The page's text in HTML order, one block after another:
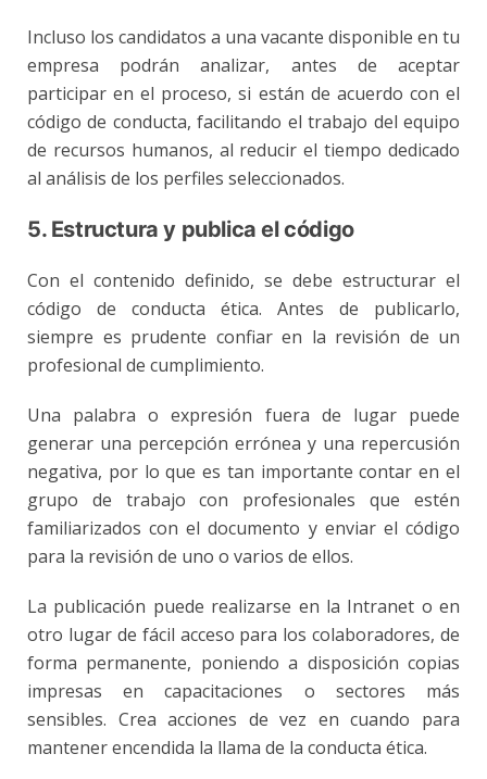
Incluso los candidatos a una vacante disponible en tu
empresa podrán analizar, antes de aceptar
participar en el proceso, si están de acuerdo con el
código de conducta, facilitando el trabajo del equipo
de recursos humanos, al reducir el tiempo dedicado
al análisis de los perfiles seleccionados.
5. Estructura y publica el código
Con el contenido definido, se debe estructurar el
código de conducta ética. Antes de publicarlo,
siempre es prudente confiar en la revisión de un
profesional de cumplimiento.
Una palabra o expresión fuera de lugar puede
generar una percepción errónea y una repercusión
negativa, por lo que es tan importante contar en el
grupo de trabajo con profesionales que estén
familiarizados con el documento y enviar el código
para la revisión de uno o varios de ellos.
La publicación puede realizarse en la Intranet o en
otro lugar de fácil acceso para los colaboradores, de
forma permanente, poniendo a disposición copias
impresas en capacitaciones o sectores más
sensibles. Crea acciones de vez en cuando para
mantener encendida la llama de la conducta ética.